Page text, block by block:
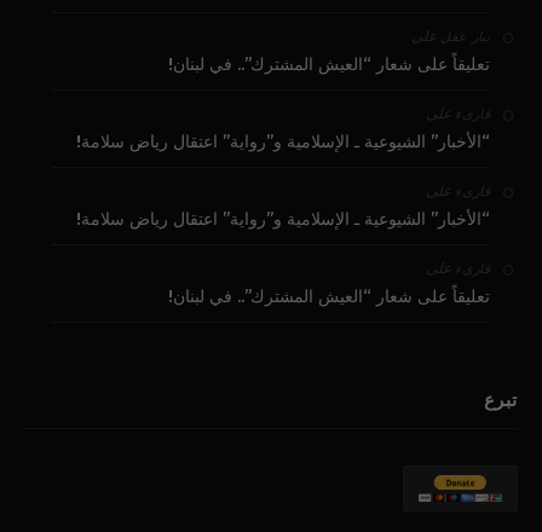
بيار عقل على
تعليقاً على شعار “العيش المشترك”.. في لبنان!
قارىء على
“الأخبار” الشيوعية ـ الإسلامية و”رواية” اعتقال رياض سلامة!
قارىء على
“الأخبار” الشيوعية ـ الإسلامية و”رواية” اعتقال رياض سلامة!
قارىء على
تعليقاً على شعار “العيش المشترك”.. في لبنان!
تبرع